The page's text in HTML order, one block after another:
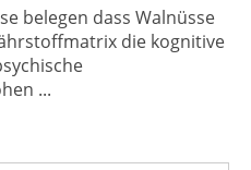
belegen dass Walnüsse
die kognitive
...